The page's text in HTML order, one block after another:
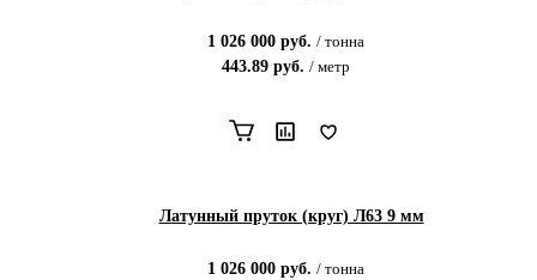
1 026 000руб. / тонна
443.89руб. / метр
Латунный пруток (круг) Л63 9 мм
1 026 000руб. / тонна